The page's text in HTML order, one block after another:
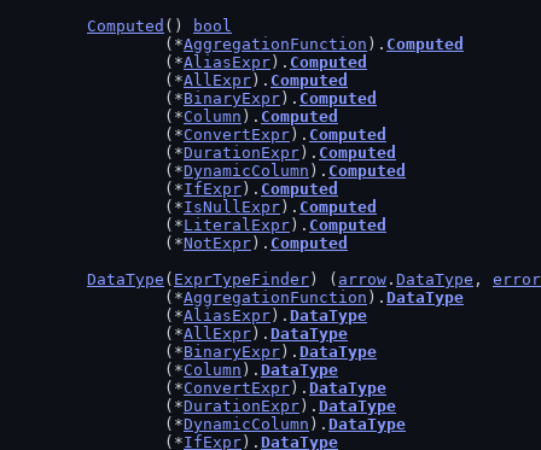
Computed ()
bool
		(*
AggregationFunction ). Computed
		(*
AliasExpr ). Computed
		(*
AllExpr ). Computed
		(*
BinaryExpr ). Computed
		(*
Column ). Computed
		(*
ConvertExpr ). Computed
		(*
DurationExpr ). Computed
		(*
DynamicColumn ). Computed
		(*
IfExpr ). Computed
		(*
IsNullExpr ). Computed
		(*
LiteralExpr ). Computed
		(*
NotExpr ). Computed
DataType ( ExprTypeFinder ) ( arrow . DataType , error
		(*
AggregationFunction ). DataType
		(*
AliasExpr ). DataType
		(*
AllExpr ). DataType
		(*
BinaryExpr ). DataType
		(*
Column ). DataType
		(*
ConvertExpr ). DataType
		(*
DurationExpr ). DataType
		(*
DynamicColumn ). DataType
		(*
IfExpr ). DataType